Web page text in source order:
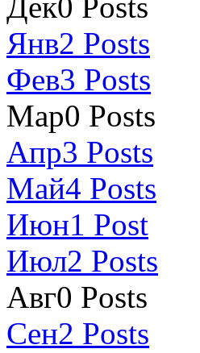
Дек0 Posts
Янв2 Posts
Фев3 Posts
Мар0 Posts
Апр3 Posts
Май4 Posts
Июн1 Post
Июл2 Posts
Авг0 Posts
Сен2 Posts